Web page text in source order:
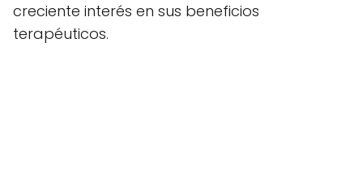
creciente interés en sus beneficios
terapéuticos.